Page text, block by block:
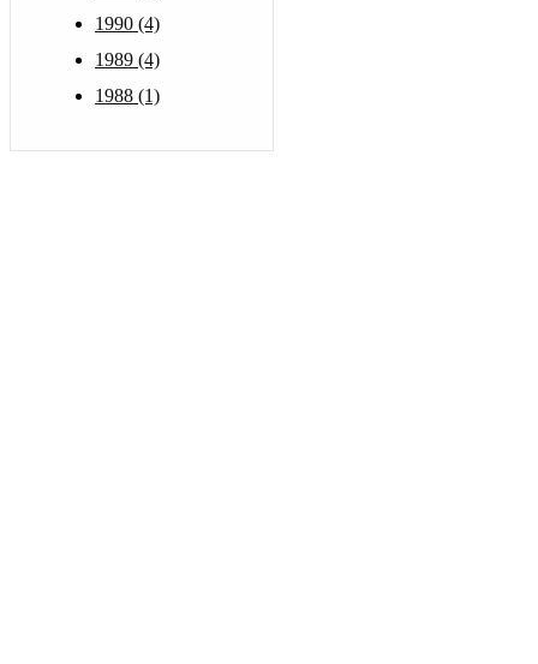
1990 (4)
1989 (4)
1988 (1)